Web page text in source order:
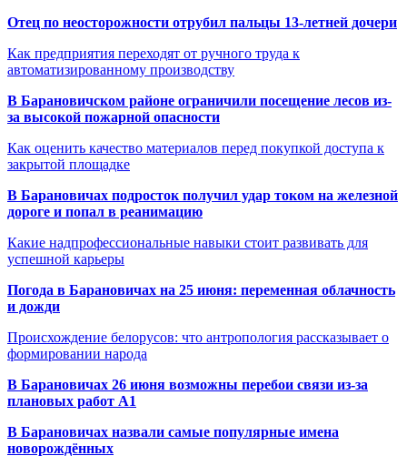
Отец по неосторожности отрубил пальцы 13-летней дочери
Как предприятия переходят от ручного труда к
автоматизированному производству
В Барановичском районе ограничили посещение лесов из-
за высокой пожарной опасности
Как оценить качество материалов перед покупкой доступа к
закрытой площадке
В Барановичах подросток получил удар током на железной
дороге и попал в реанимацию
Какие надпрофессиональные навыки стоит развивать для
успешной карьеры
Погода в Барановичах на 25 июня: переменная облачность
и дожди
Происхождение белорусов: что антропология рассказывает о
формировании народа
В Барановичах 26 июня возможны перебои связи из-за
плановых работ A1
В Барановичах назвали самые популярные имена
новорождённых